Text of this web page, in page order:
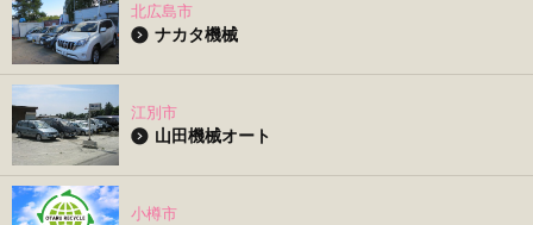
北広島市
ナカタ機械
江別市
山田機械オート
小樽市